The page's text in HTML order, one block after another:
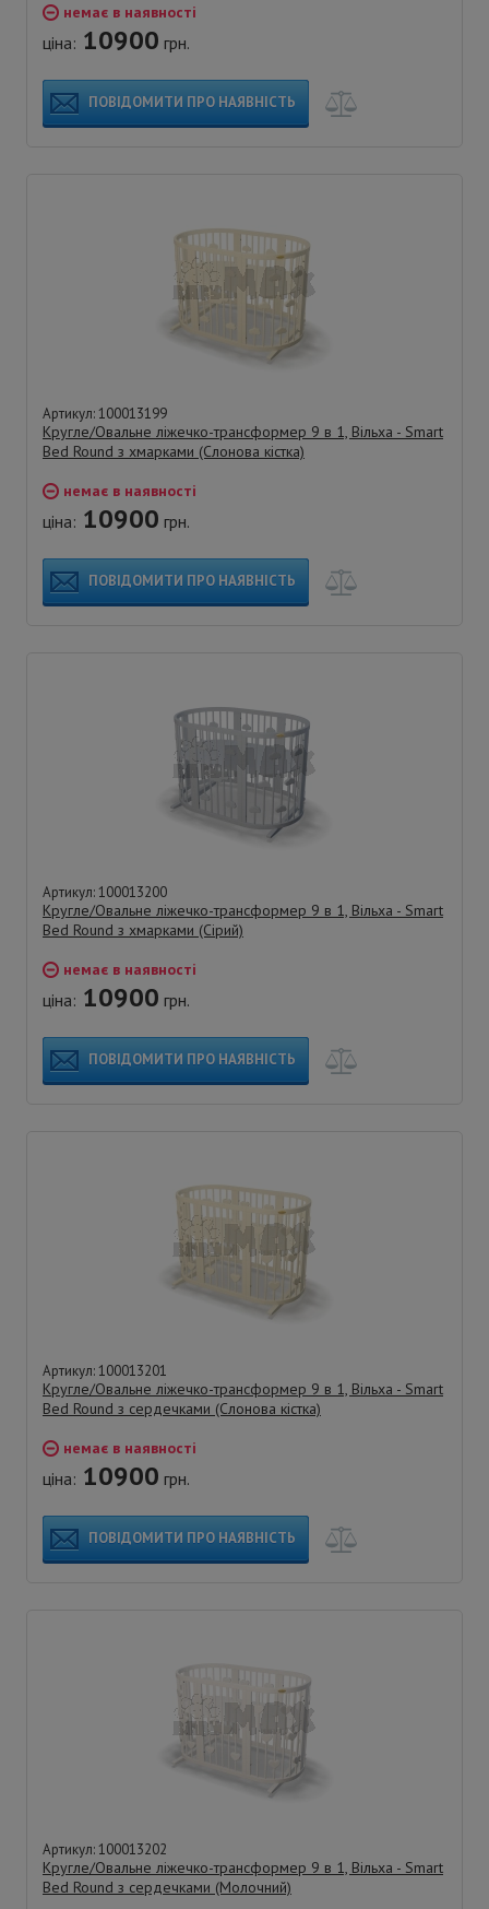
немає в наявності
ціна: 10900 грн.
ПОВІДОМИТИ ПРО НАЯВНІСТЬ
Артикул: 100013199
Кругле/Овальне ліжечко-трансформер 9 в 1, Вільха - Smart
Bed Round з хмарками (Слонова кістка)
немає в наявності
ціна: 10900 грн.
ПОВІДОМИТИ ПРО НАЯВНІСТЬ
Артикул: 100013200
Кругле/Овальне ліжечко-трансформер 9 в 1, Вільха - Smart
Bed Round з хмарками (Сірий)
немає в наявності
ціна: 10900 грн.
ПОВІДОМИТИ ПРО НАЯВНІСТЬ
Артикул: 100013201
Кругле/Овальне ліжечко-трансформер 9 в 1, Вільха - Smart
Bed Round з сердечками (Слонова кістка)
немає в наявності
ціна: 10900 грн.
ПОВІДОМИТИ ПРО НАЯВНІСТЬ
Артикул: 100013202
Кругле/Овальне ліжечко-трансформер 9 в 1, Вільха - Smart
Bed Round з сердечками (Молочний)